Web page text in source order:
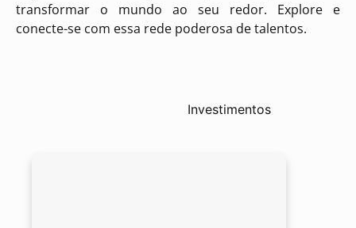
transformar o mundo ao seu redor. Explore e
conecte-se com essa rede poderosa de talentos.
Investimentos